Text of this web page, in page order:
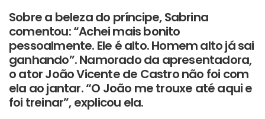
Sobre a beleza do príncipe, Sabrina
comentou: “Achei mais bonito
pessoalmente. Ele é alto. Homem alto já sai
ganhando”. Namorado da apresentadora,
o ator João Vicente de Castro não foi com
ela ao jantar. “O João me trouxe até aqui e
foi treinar”, explicou ela.